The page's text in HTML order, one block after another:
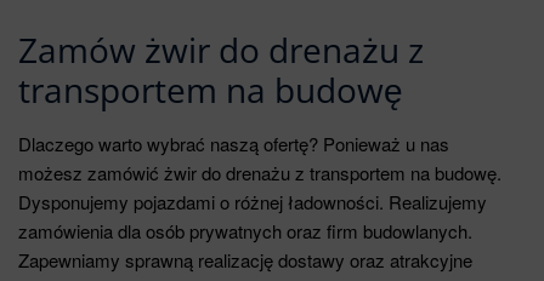
Zamów żwir do drenażu z
transportem na budowę
Dlaczego warto wybrać naszą ofertę? Ponieważ u nas
możesz zamówić żwir do drenażu z transportem na budowę.
Dysponujemy pojazdami o różnej ładowności. Realizujemy
zamówienia dla osób prywatnych oraz firm budowlanych.
Zapewniamy sprawną realizację dostawy oraz atrakcyjne